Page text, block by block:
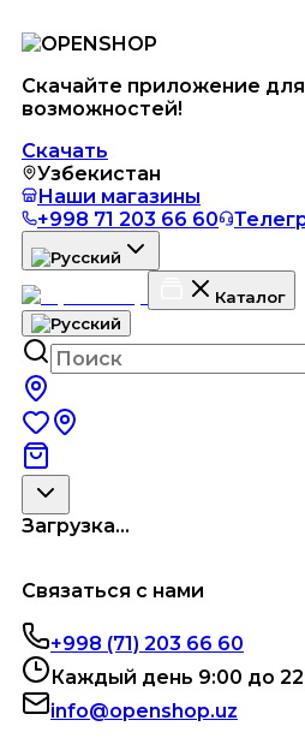
Скачайте приложение
возможностей!
Скачать
Узбекистан
Наши магазины
+998 71 203 66 60
Каталог
Загрузка...
Связаться с нами
+998 (71) 203 66 60
Каждый день 9:00 до
info@openshop.uz